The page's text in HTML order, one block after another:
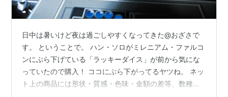
日中は暑いけど夜は過ごしやすくなってきた@おざさで
す。 ということで。 ハン・ソロがミレニアム・ファルコ
ンにぶら下げている「ラッキーダイス」が前から気にな
っていたので購入！ ココにぶら下がってるヤツね。 ネッ
ト上の商品には形状・質感・色味・金額の差等、数種類